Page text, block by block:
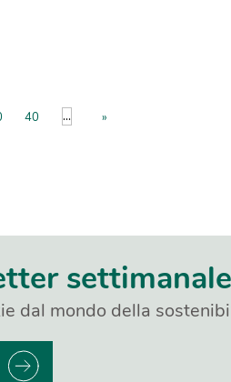
il suo
40 ... »
settimanale
dal mondo della